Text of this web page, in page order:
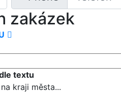
zakázek
textu
kraji města...